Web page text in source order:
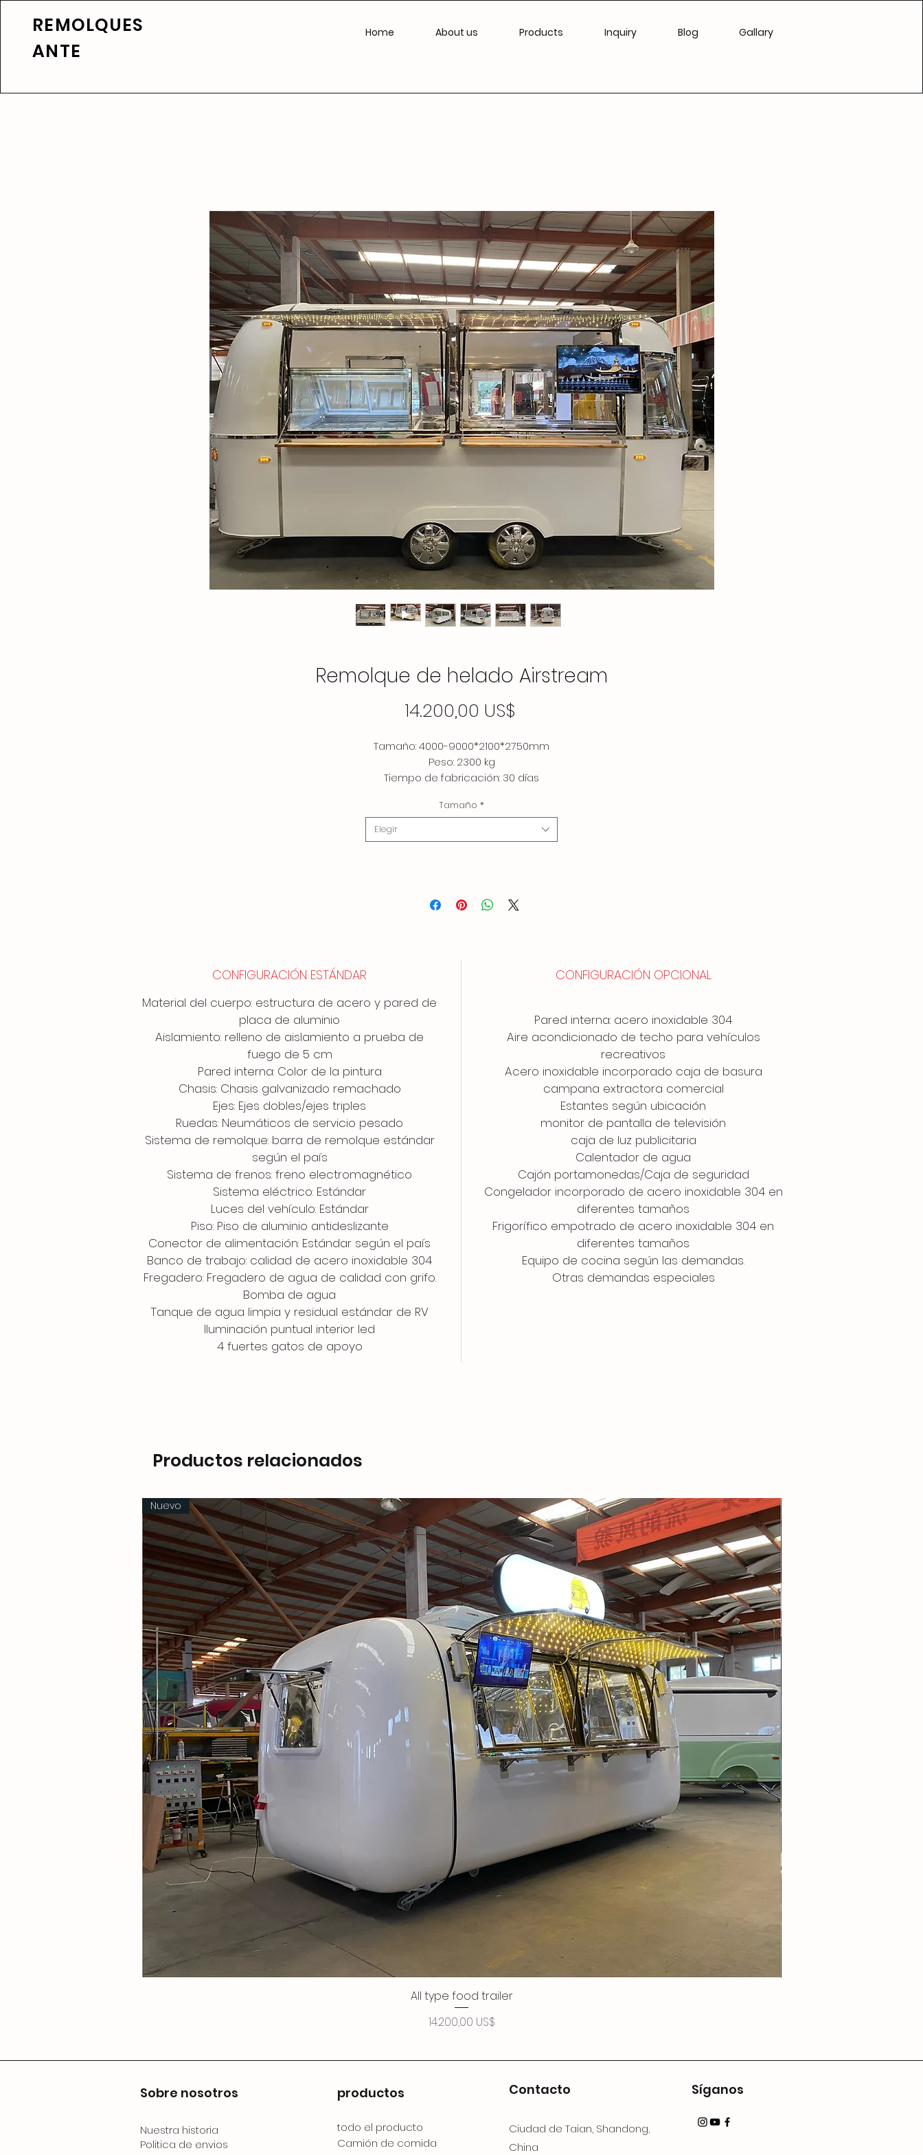
REMOLQUES
ANTE
Home About us Products Inquiry Blog Gallary
Remolque de helado Airstream
14.200,00 US$Precio
Tamaño: 4000-9000*2100*2750mm
Peso: 2300 kg
Tiempo de fabricación: 30 días
Tamaño *
Elegir
CONFIGURACIÓN ESTÁNDAR
Material del cuerpo: estructura de acero y pared de
placa de aluminio
Aislamiento: relleno de aislamiento a prueba de
fuego de 5 cm
Pared interna: Color de la pintura
Chasis: Chasis galvanizado remachado
Ejes: Ejes dobles/ejes triples
Ruedas: Neumáticos de servicio pesado
Sistema de remolque: barra de remolque estándar
según el país
Sistema de frenos: freno electromagnético
Sistema eléctrico: Estándar
Luces del vehículo: Estándar
Piso: Piso de aluminio antideslizante
Conector de alimentación: Estándar según el país
Banco de trabajo: calidad de acero inoxidable 304
Fregadero: Fregadero de agua de calidad con grifo.
Bomba de agua
Tanque de agua limpia y residual estándar de RV
Iluminación puntual interior led
4 fuertes gatos de apoyo
CONFIGURACIÓN OPCIONAL
Pared interna: acero inoxidable 304
Aire acondicionado de techo para vehículos
recreativos
Acero inoxidable incorporado caja de basura
campana extractora comercial
Estantes según ubicación
monitor de pantalla de televisión
caja de luz publicitaria
Calentador de agua
Cajón portamonedas/Caja de seguridad
Congelador incorporado de acero inoxidable 304 en
diferentes tamaños
Frigorífico empotrado de acero inoxidable 304 en
diferentes tamaños
Equipo de cocina según las demandas.
Otras demandas especiales
Productos relacionados
Nuevo
All type food trailer
Precio
14.200,00 US$
Sobre nosotros
Nuestra historia
Politica de envios
productos
todo el producto
Camión de comida
Contacto
Ciudad de Taian, Shandong,
China
Síganos